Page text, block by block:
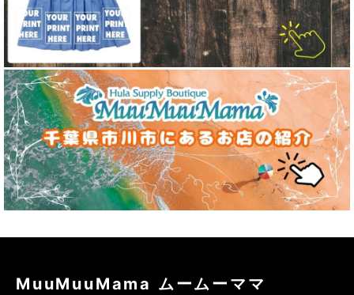
MuuMuuMama ムームーママ